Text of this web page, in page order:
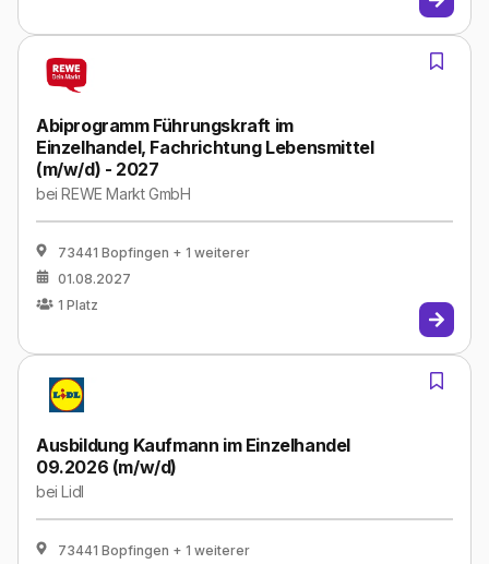
Abiprogramm Führungskraft im
Einzelhandel, Fachrichtung Lebensmittel
(m/w/d) - 2027
beiREWE Markt GmbH
73441 Bopfingen + 1 weiterer
01.08.2027
1 Platz
Ausbildung Kaufmann im Einzelhandel
09.2026 (m/w/d)
beiLidl
73441 Bopfingen + 1 weiterer